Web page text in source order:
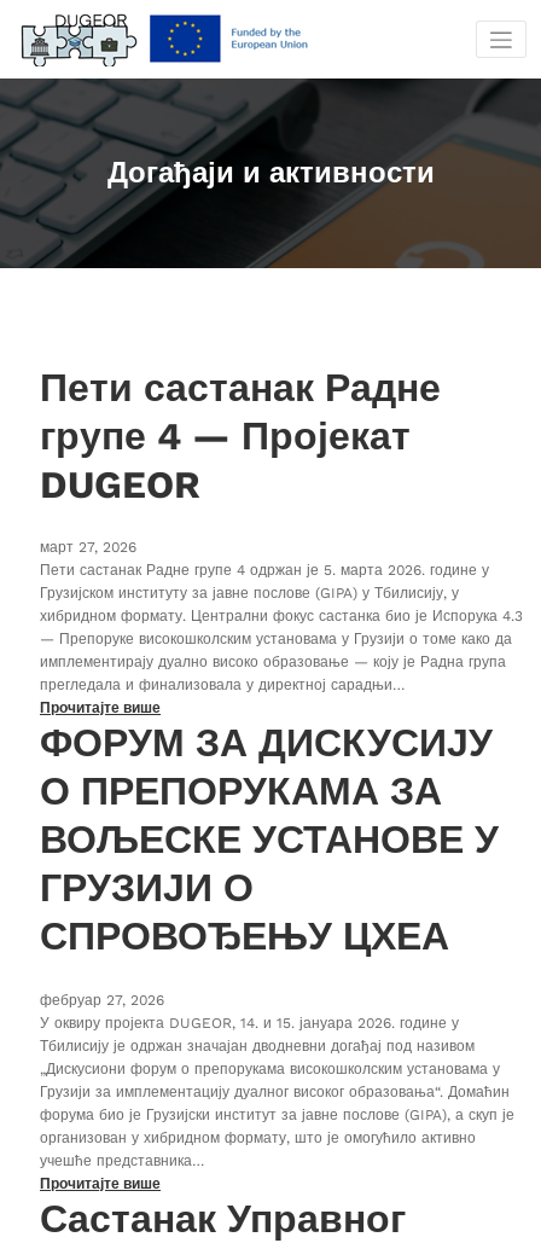
садржај
Догађаји и активности
Пети састанак Радне
групе 4 — Пројекат
DUGEOR
март 27, 2026
Пети састанак Радне групе 4 одржан је 5. марта 2026. године у
Грузијском институту за јавне послове (GIPA) у Тбилисију, у
хибридном формату. Централни фокус састанка био је Испорука 4.3
— Препоруке високошколским установама у Грузији о томе како да
имплементирају дуално високо образовање — коју је Радна група
прегледала и финализовала у директној сарадњи…
Прочитајте више
ФОРУМ ЗА ДИСКУСИЈУ
О ПРЕПОРУКАМА ЗА
ВОЉЕСКЕ УСТАНОВЕ У
ГРУЗИЈИ О
СПРОВОЂЕЊУ ЦХЕА
фебруар 27, 2026
У оквиру пројекта DUGEOR, 14. и 15. јануара 2026. године у
Тбилисију је одржан значајан дводневни догађај под називом
„Дискусиони форум о препорукама високошколским установама у
Грузији за имплементацију дуалног високог образовања“. Домаћин
форума био је Грузијски институт за јавне послове (GIPA), а скуп је
организован у хибридном формату, што је омогућило активно
учешће представника…
Прочитајте више
Састанак Управног